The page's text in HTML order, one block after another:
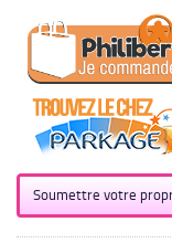
Soumettre votre